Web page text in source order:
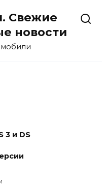
Свежие
новости
3 и DS